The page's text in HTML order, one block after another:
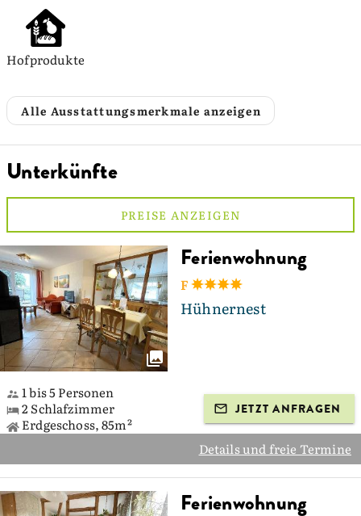
Hofprodukte
Alle Ausstattungsmerkmale anzeigen
Unterkünfte
PREISE ANZEIGEN
Ferienwohnung
F
Hühnernest
1 bis 5 Personen
2 Schlafzimmer
Erdgeschoss, 85m²
JETZT ANFRAGEN
Details und freie Termine
Ferienwohnung